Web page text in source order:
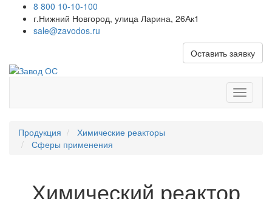
8 800 10-10-100
г.Нижний Новгород, улица Ларина, 26Ак1
sale@zavodos.ru
Оставить заявку
меню
Продукция
Химические реакторы
Сферы применения
Химический реактор